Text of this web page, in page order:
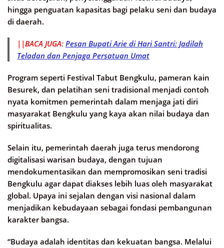
hingga penguatan kapasitas bagi pelaku seni dan budaya
di daerah.
||BACA JUGA: Pesan Bupati Arie di Hari Santri: Jadilah
Teladan dan Penjaga Persatuan Umat
Program seperti Festival Tabut Bengkulu, pameran kain
Besurek, dan pelatihan seni tradisional menjadi contoh
nyata komitmen pemerintah dalam menjaga jati diri
masyarakat Bengkulu yang kaya akan nilai budaya dan
spiritualitas.
Selain itu, pemerintah daerah juga terus mendorong
digitalisasi warisan budaya, dengan tujuan
mendokumentasikan dan mempromosikan seni tradisi
Bengkulu agar dapat diakses lebih luas oleh masyarakat
global. Upaya ini sejalan dengan visi nasional dalam
menjadikan kebudayaan sebagai fondasi pembangunan
karakter bangsa.
“Budaya adalah identitas dan kekuatan bangsa. Melalui